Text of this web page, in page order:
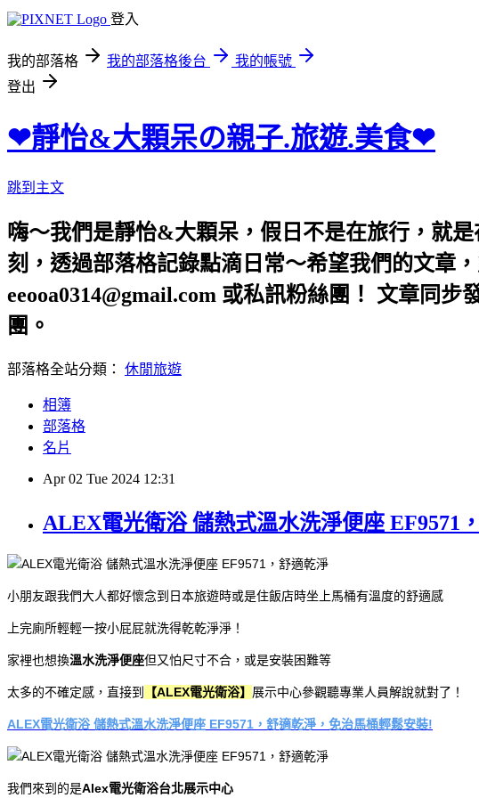
登入
我的部落格 我的部落格後台
我的帳號
登出
❤靜怡&大顆呆の親子.旅遊.美食❤
跳到主文
嗨～我們是靜怡&大顆呆，假日不是在旅行，就
刻，透過部落格記錄點滴日常～希望我們的文章
eeooa0314@gmail.com 或私訊粉絲團！ 文章同
團。
部落格全站分類： 休閒旅遊
相簿
部落格
名片
Apr 02 Tue 2024 12:31
ALEX電光衛浴 儲熱式溫水洗淨便座 EF9571
小朋友跟我們大人都好懷念到日本旅遊時或是住飯店時坐上馬桶有溫度的舒適感
上完廁所輕輕一按小屁屁就洗得乾乾淨淨！
家裡也想換溫水洗淨便座但又怕尺寸不合，或是安裝困難等
太多的不確定感，直接到 【ALEX電光衛浴】 展示中心參觀聽專業人員解說就對了！
ALEX電光衛浴 儲熱式溫水洗淨便座 EF9571，舒適乾淨，免治馬桶輕鬆安裝!
我們來到的是Alex電光衛浴台北展示中心